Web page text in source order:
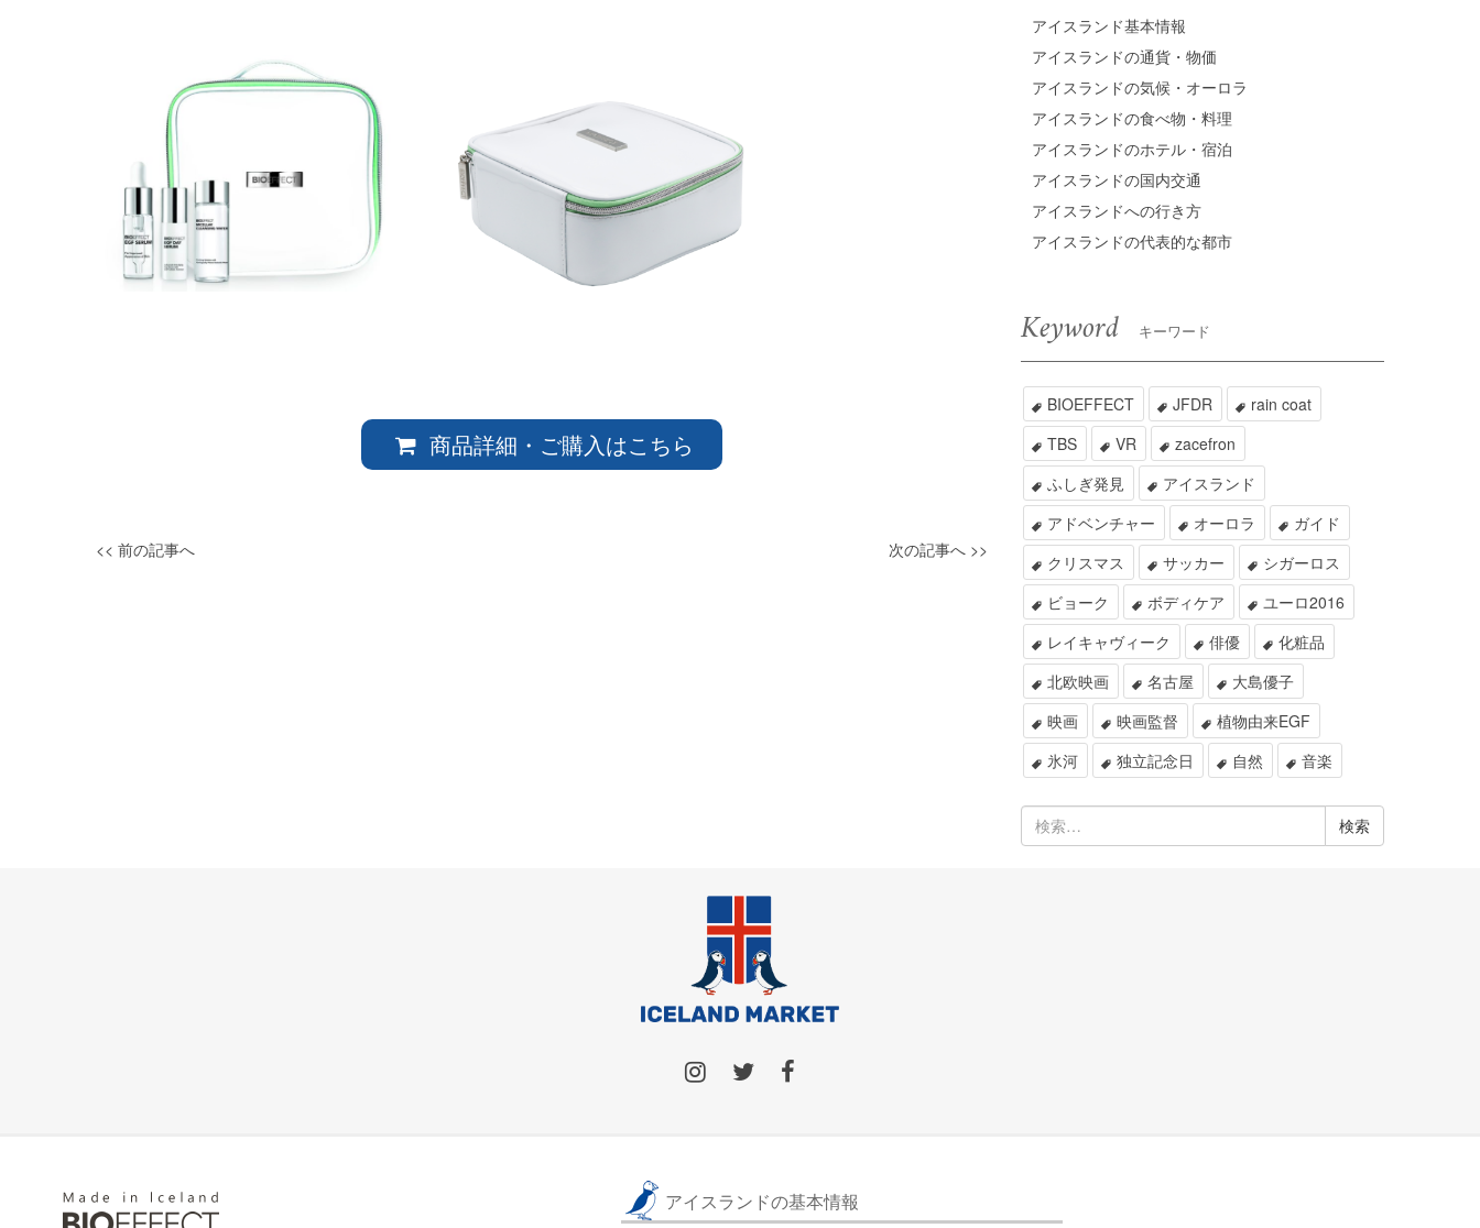
商品詳細・ご購入はこちら
<< 前の記事へ 次の記事へ >>
アイスランド基本情報
アイスランドの通貨・物価
アイスランドの気候・オーロラ
アイスランドの食べ物・料理
アイスランドのホテル・宿泊
アイスランドの国内交通
アイスランドへの行き方
アイスランドの代表的な都市
Keyword キーワード
BIOEFFECT JFDR
rain coat
TBS
VR
zacefron
ふしぎ発見
アイスランド
アドベンチャー
オーロラ
ガイド
クリスマス
サッカー
シガーロス
ビョーク
ボディケア
ユーロ2016
レイキャヴィーク
俳優
化粧品
北欧映画
名古屋
大島優子
映画
映画監督
植物由来EGF
氷河
独立記念日 自然 音楽
索:
アイスランドの基本情報